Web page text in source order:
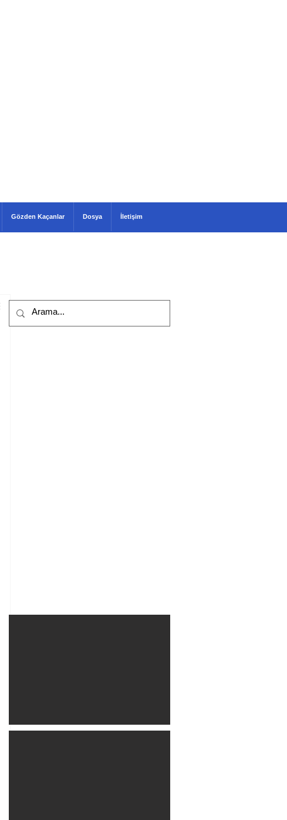
Gözden Kaçanlar Dosya İletişim